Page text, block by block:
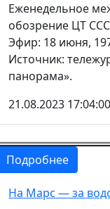
Еженедельное
обозрение ЦТ
Эфир: 18 июня,
Источник:
панорама».
21.08.2023 17:04:00
Подробнее
На Марс — за